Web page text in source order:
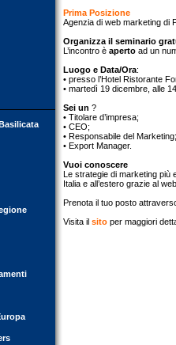
Prima Posizione
Agenzia di web marketing di
Organizza il seminario
L’incontro è aperto ad un
Luogo e Data/Ora:
• presso l’Hotel Ristorante
• martedì 19 dicembre, alle
Sei un ?
• Titolare d’impresa;
• CEO;
• Responsabile del Marketing;
• Export Manager.
Vuoi conoscere
Le strategie di marketing più
Italia e all’estero grazie al
Prenota il tuo posto
Visita il sito per maggiori